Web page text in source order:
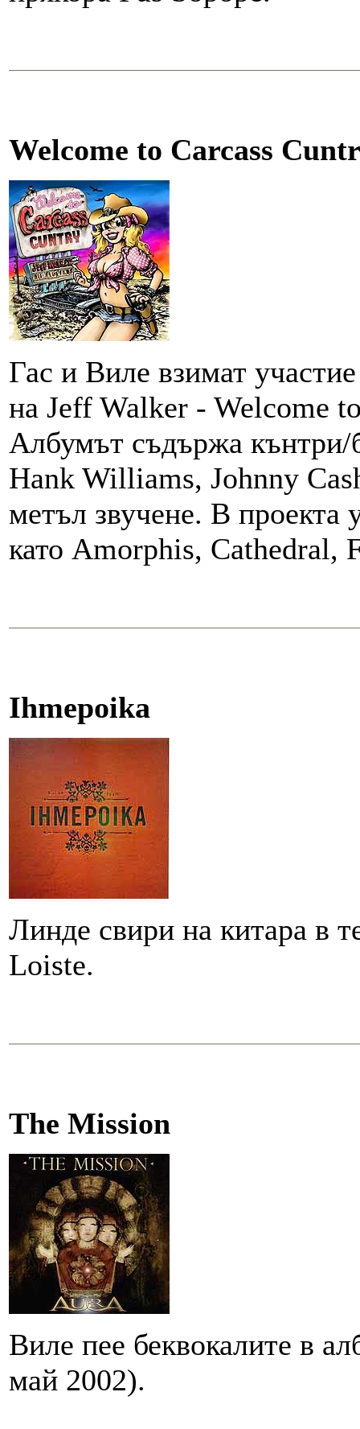
Welcome to Carcass
Гас и Виле взимат
на Jeff Walker - Welcome
Албумът съдържа кънтри/
Hank Williams, Johnny
метъл звучене. В проекта
като Amorphis, Cathedral,
Ihmepoika
Линде свири на китара в
Loiste.
The Mission
Виле пее беквокалите в
май 2002).